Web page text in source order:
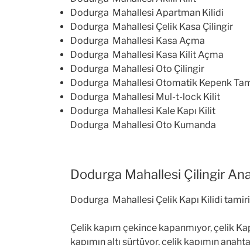
Dodurga Mahallesi Apartman Kilidi
Dodurga Mahallesi Çelik Kasa Çilingir
Dodurga Mahallesi Kasa Açma
Dodurga Mahallesi Kasa Kilit Açma
Dodurga Mahallesi Oto Çilingir
Dodurga Mahallesi Otomatik Kepenk
Dodurga Mahallesi Mul-t-lock Kilit
Dodurga Mahallesi Kale Kapı Kilit
Dodurga Mahallesi Oto Kumanda
Dodurga Mahallesi Çilingir
Dodurga Mahallesi Çelik Kapı Kilidi tamiri
Çelik kapım çekince kapanmıyor, çelik
kapımın altı sürtüyor, çelik kapımın